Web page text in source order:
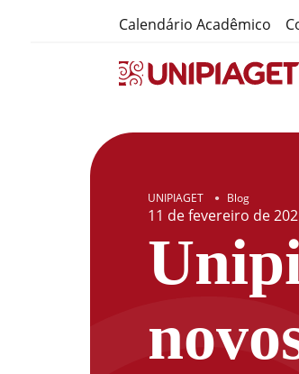
Calendário Acadêmico
UNIPIAGET ● Blog
11 defevereiro de